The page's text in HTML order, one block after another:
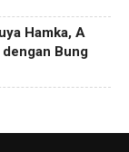
Hamka, A
Bung